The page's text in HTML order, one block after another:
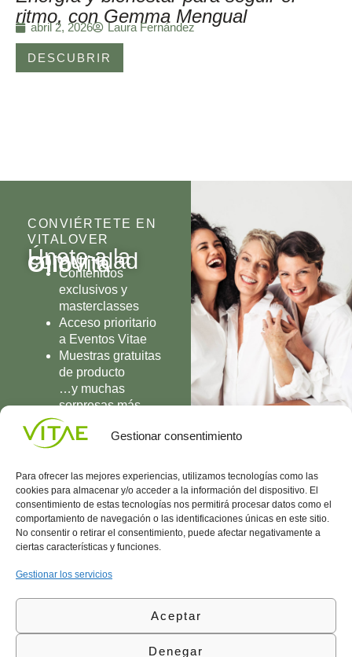
Gestionar consentimiento
Para ofrecer las mejores experiencias, utilizamos tecnologías como las
cookies para almacenar y/o acceder a la información del dispositivo. El
consentimiento de estas tecnologías nos permitirá procesar datos como el
comportamiento de navegación o las identificaciones únicas en este sitio.
No consentir o retirar el consentimiento, puede afectar negativamente a
ciertas características y funciones.
Gestionar los servicios
Aceptar
Denegar
ritmo, con Gemma Mengual
abril 2, 2026 Laura Fernández
DESCUBRIR
CONVIÉRTETE EN
VITALOVER
Únete a la
comunidad
OlioVita
Contenidos
exclusivos y
masterclasses
Acceso prioritario
a Eventos Vitae
Muestras gratuitas
de producto
…y muchas
sorpresas más
UNIRME
Conocenos
Vitae
internaciona
l
Área
Política
de
Política
de
(+34)
935